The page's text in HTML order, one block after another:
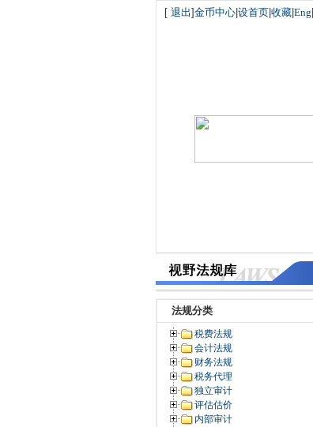
[ 退出]金币中心 设首页 收藏 Eng
法规分类
税费法规
会计法规
财务法规
税务代理
独立审计
评估估价
内部审计